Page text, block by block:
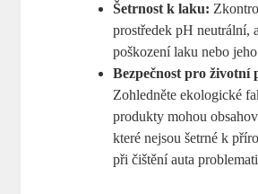
Šetrnost k laku:
prostředek pH neutrální,
poškození laku nebo
Bezpečnost pro životní
Zohledněte ekologické
produkty mohou
které nejsou šetrné k
při čištění auta